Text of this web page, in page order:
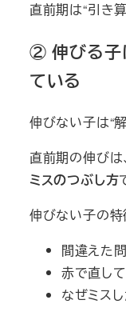
直前期は“引き
② 伸びる子
ている
伸びない子は“
直前期の伸びは、
ミスのつぶし方
伸びない子の特
間違えた
赤で直し
なぜミス